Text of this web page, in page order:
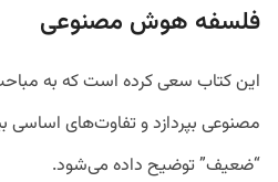
فلسفه هوش مصنوعی
این کتاب سعی کرده است که به
مصنوعی بپردازد و تفاوت‌های
“ضعیف” توضیح داده می‌شود.